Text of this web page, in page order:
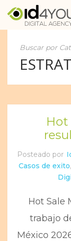
Buscar por
Hot
Posteado por
Casos de exito,
Hot Sale
trabajo
México